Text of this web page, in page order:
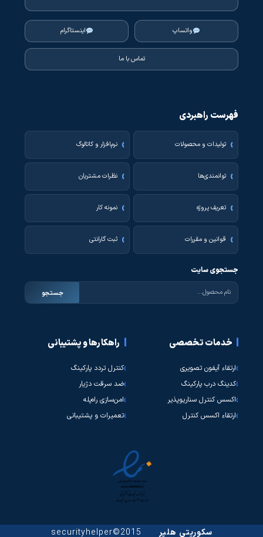
واتساپ اینستاگرام
تماس با ما
فهرست راهبردی
تولیدات و محصولات نرم‌افزار و کاتالوگ
توانمندی‌ها نظرات مشتریان
تعریف پروژه نمونه کار
قوانین و مقررات ثبت گارانتی
جستجوی سایت
جستجو
خدمات تخصصی
ارتقاء آیفون تصویری
کدینگ درب پارکینگ
اکسس کنترل سناریوپذیر
ارتقاء اکسس کنترل
راهکارها و پشتیبانی
کنترل تردد پارکینگ
ضد سرقت دژیار
امن‌سازی راه‌پله
تعمیرات و پشتیبانی
سکوریتی هلپر